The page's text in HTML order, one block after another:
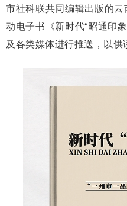
市社科联共同编辑出版的云
动电子书《新时代“昭通印
及各类媒体进行推送，以供